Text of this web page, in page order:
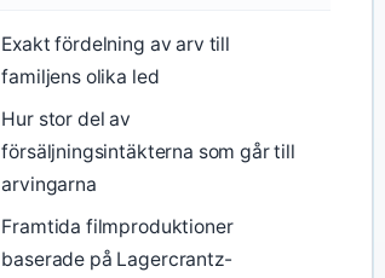
Exakt fördelning av arv till
familjens olika led
Hur stor del av
försäljningsintäkterna som går till
arvingarna
Framtida filmproduktioner
baserade på Lagercrantz-